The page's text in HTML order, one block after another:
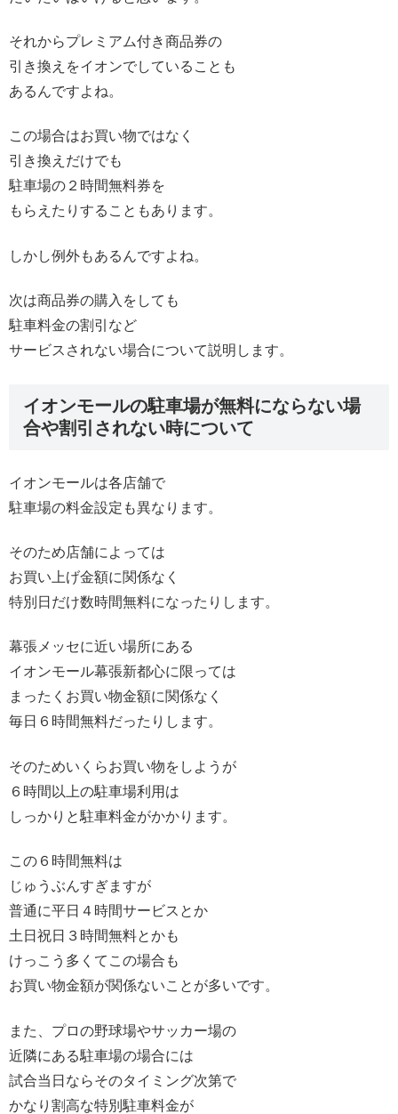
それからプレミアム付き商品券の
引き換えをイオンでしていることも
あるんですよね。
この場合はお買い物ではなく
引き換えだけでも
駐車場の２時間無料券を
もらえたりすることもあります。
しかし例外もあるんですよね。
次は商品券の購入をしても
駐車料金の割引など
サービスされない場合について説明します。
イオンモールの駐車場が無料にならない場
合や割引されない時について
イオンモールは各店舗で
駐車場の料金設定も異なります。
そのため店舗によっては
お買い上げ金額に関係なく
特別日だけ数時間無料になったりします。
幕張メッセに近い場所にある
イオンモール幕張新都心に限っては
まったくお買い物金額に関係なく
毎日６時間無料だったりします。
そのためいくらお買い物をしようが
６時間以上の駐車場利用は
しっかりと駐車料金がかかります。
この６時間無料は
じゅうぶんすぎますが
普通に平日４時間サービスとか
土日祝日３時間無料とかも
けっこう多くてこの場合も
お買い物金額が関係ないことが多いです。
また、プロの野球場やサッカー場の
近隣にある駐車場の場合には
試合当日ならそのタイミング次第で
かなり割高な特別駐車料金が